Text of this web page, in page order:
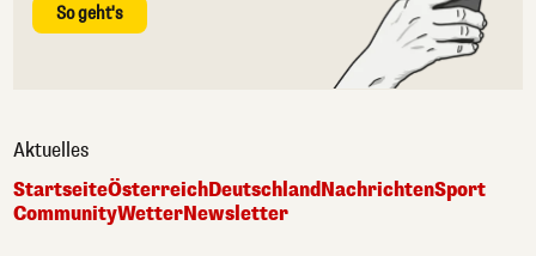
So geht's
Aktuelles
StartseiteÖsterreichDeutschlandNachrichtenSport
CommunityWetterNewsletter